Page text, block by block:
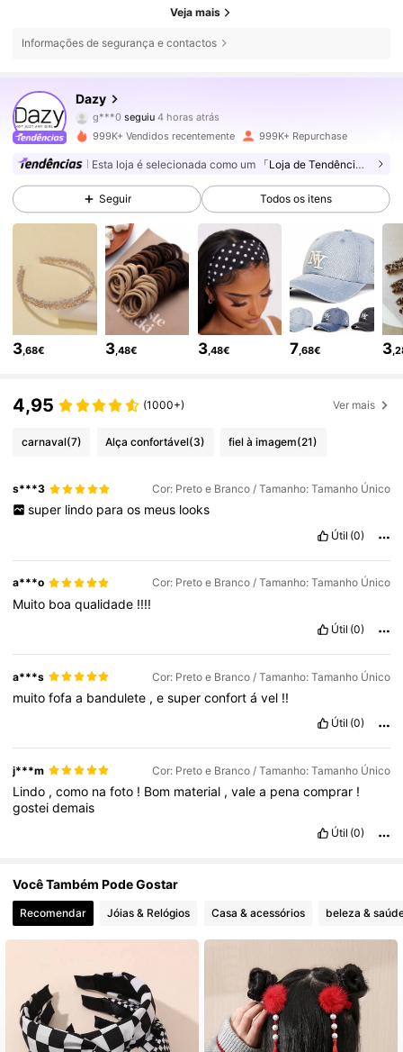
Veja mais
Informações de segurança e contactos
Dazyg***0
e***kestá a navegar
4,86
6.6M Seguidores
4,86 6.6M Seguidores
4,86 6.6M Seguidores
6.6M Seguidores
6.6M Seguidores
4,86 6.6M Seguidores
4,86 6.6M Seguidores
999K+ Vendidos recentemente 999K+ Repurchase
Esta loja é selecionada como um 「Loja de Tendências」
Seguir Todos os itens
3 ,68€ 3 ,48€ 3,48€ 7 ,68€ 3
4,95 (1000+) Ver mais
carnaval(7) Alça confortável(3) fiel à imagem(21)
s***3 Cor: Preto e Branco / Tamanho: Tamanho Único
super lindo para os meus looks
Útil (0)
a***o Cor: Preto e Branco / Tamanho: Tamanho Único
Muito boaqualidade !!!!
Útil (0)
a***s Cor: Preto e Branco / Tamanho: Tamanho Único
muitofofaa bandulete ,esuperconfortável !!
Útil (0)
j***m Cor: Preto e Branco / Tamanho: Tamanho Único
Lindo ,como nafoto ! Bom material ,valea penacomprar !
gosteidemais
Útil (0)
Você Também Pode Gostar
Recomendar Jóias & Relógios Casa & acessórios beleza &